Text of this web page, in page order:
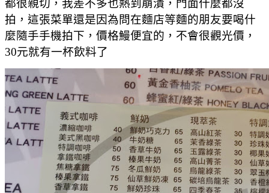
都很親切，我差不多也熱到崩潰，門面什麼都沒
拍，這張菜單還是因為問在麵店等麵的朋友要喝什
麼隨手手機拍下，價格鰻便宜的，不會很觀光價，
30元就有一杯飲料了